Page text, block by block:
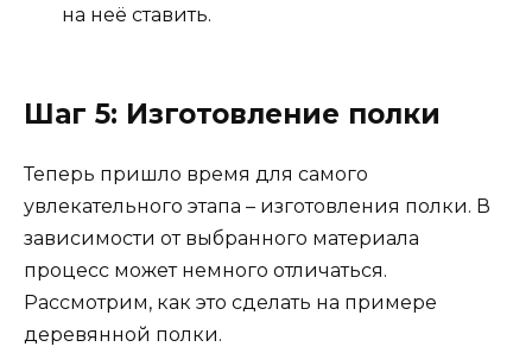
на неё ставить.
Шаг 5: Изготовление полки
Теперь пришло время для самого
увлекательного этапа – изготовления полки. В
зависимости от выбранного материала
процесс может немного отличаться.
Рассмотрим, как это сделать на примере
деревянной полки.